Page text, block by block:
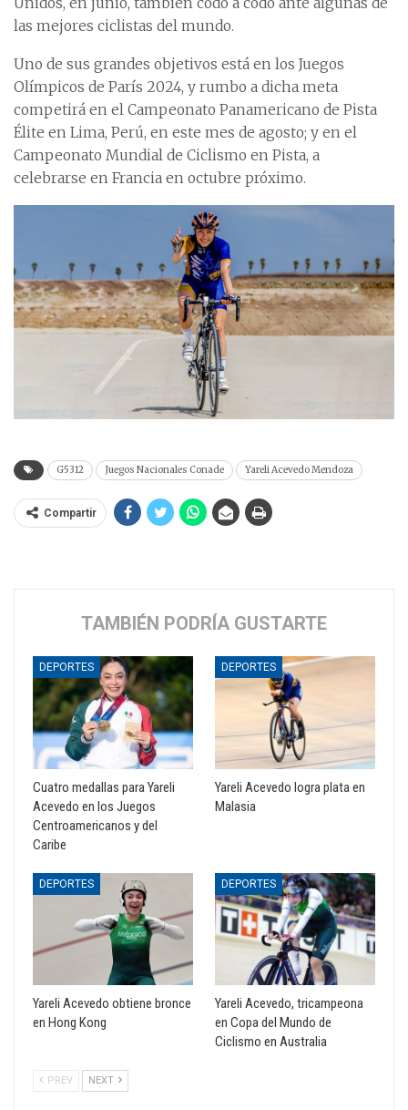
Unidos, en junio, también codo a codo ante algunas de
las mejores ciclistas del mundo.
Uno de sus grandes objetivos está en los Juegos
Olímpicos de París 2024, y rumbo a dicha meta
competirá en el Campeonato Panamericano de Pista
Élite en Lima, Perú, en este mes de agosto; y en el
Campeonato Mundial de Ciclismo en Pista, a
celebrarse en Francia en octubre próximo.
G5312 Juegos Nacionales Conade Yareli Acevedo Mendoza
Compartir
TAMBIÉN PODRÍA GUSTARTE
DEPORTES
Cuatro medallas para Yareli
Acevedo en los Juegos
Centroamericanos y del
Caribe
DEPORTES
Yareli Acevedo logra plata en
Malasia
DEPORTES
Yareli Acevedo obtiene bronce
en Hong Kong
DEPORTES
Yareli Acevedo, tricampeona
en Copa del Mundo de
Ciclismo en Australia
PREV NEXT